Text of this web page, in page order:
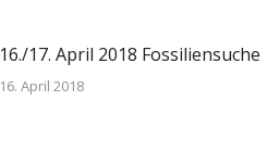
16./17. April 2018 Fossiliensuche
16. April 2018